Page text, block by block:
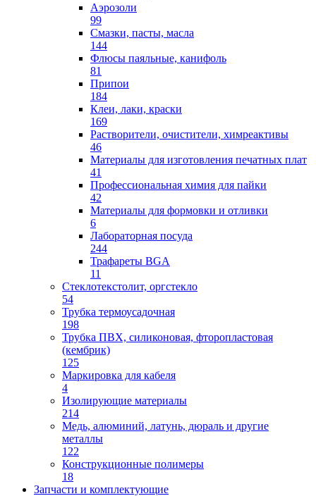
Аэрозоли
99
Смазки, пасты, масла
144
Флюсы паяльные, канифоль
81
Припои
184
Клеи, лаки, краски
169
Растворители, очистители, химреактивы
46
Материалы для изготовления печатных плат
41
Профессиональная химия для пайки
42
Материалы для формовки и отливки
6
Лабораторная посуда
244
Трафареты BGA
11
Стеклотекстолит, оргстекло
54
Трубка термоусадочная
198
Трубка ПВХ, силиконовая, фторопластовая
(кембрик)
125
Маркировка для кабеля
4
Изолирующие материалы
214
Медь, алюминий, латунь, дюраль и другие
металлы
122
Конструкционные полимеры
18
Запчасти и комплектующие